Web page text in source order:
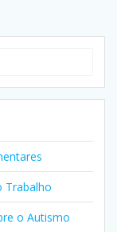
Trabalho
o Autismo